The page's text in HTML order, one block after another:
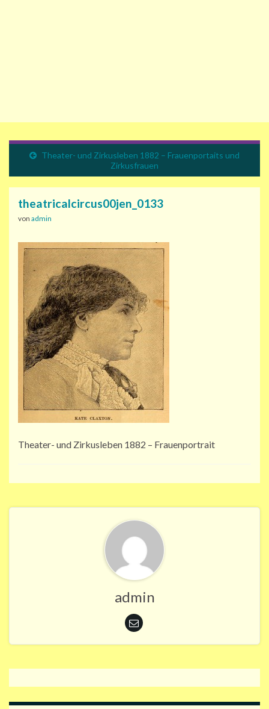
Theater- und Zirkusleben 1882 – Frauenportaits und
Zirkusfrauen
theatricalcircus00jen_0133
von admin
Theater- und Zirkusleben 1882 – Frauenportrait
admin